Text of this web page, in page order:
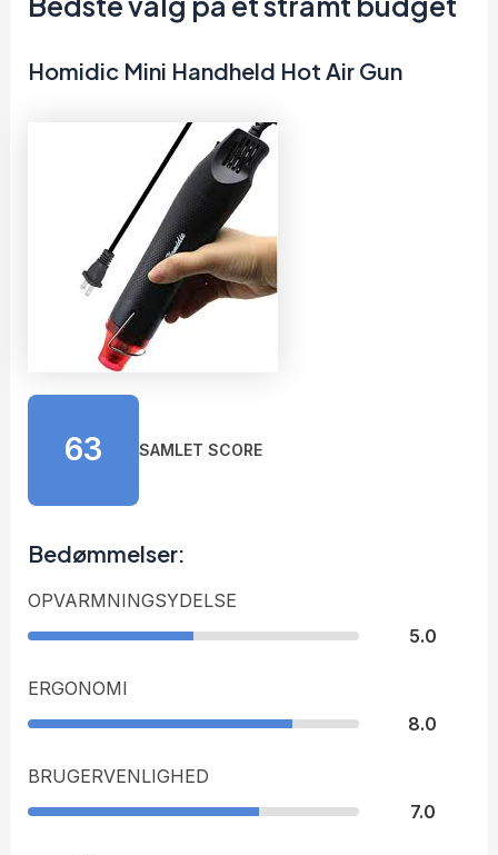
Homidic Mini Handheld Hot Air Gun
63 SAMLET SCORE
Bedømmelser:
OPVARMNINGSYDELSE
5.0
ERGONOMI
8.0
BRUGERVENLIGHED
7.0